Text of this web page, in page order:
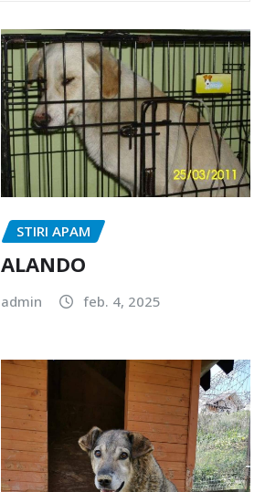
STIRI APAM
ALANDO
admin feb. 4, 2025